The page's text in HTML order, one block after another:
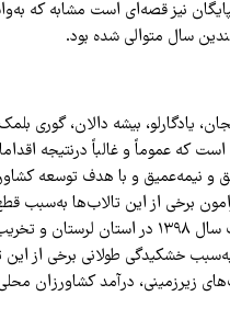
نیز قصه‌ای است مشابه که
سال متوالی شده بود.
یادگارلو، بیشه دالان، گوری
که عموماً و غالباً درنتیجه
و با هدف توسعه
برخی از این تالاب‌ها
سیلاب‌های ویرانگر قرار گرفته‌اند، نظیر
به‌سبب خشکیدگی طولانی برخی از
زیرزمینی، درآمد کشاورزان محلی